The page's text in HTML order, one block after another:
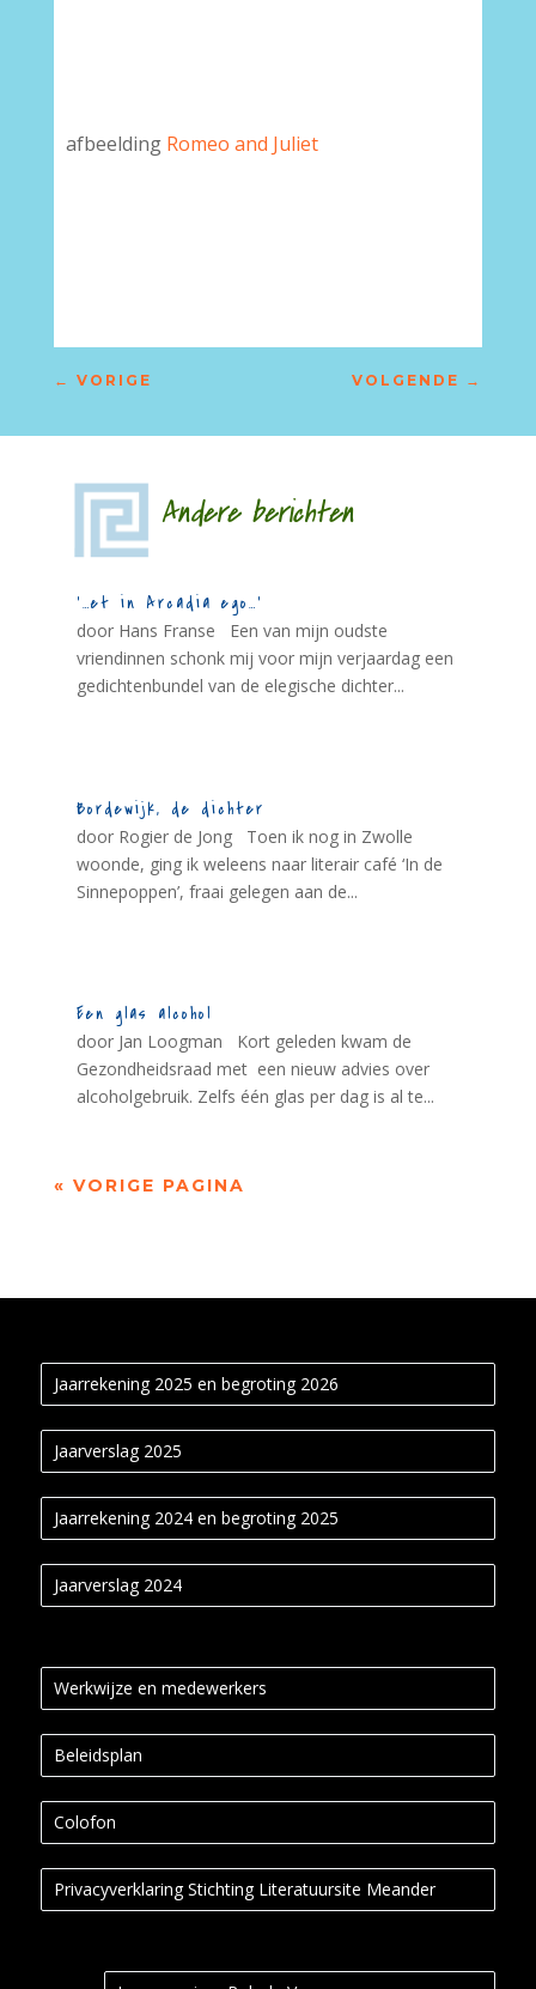
afbeelding Romeo and Juliet
← VORIGE VOLGENDE →
Andere berichten
‘…et in Arcadia ego…’
door Hans Franse Een van mijn oudste
vriendinnen schonk mij voor mijn verjaardag een
gedichtenbundel van de elegische dichter...
Bordewijk, de dichter
door Rogier de Jong Toen ik nog in Zwolle
woonde, ging ik weleens naar literair café ‘In de
Sinnepoppen’, fraai gelegen aan de...
Een glas alcohol
door Jan Loogman Kort geleden kwam de
Gezondheidsraad met een nieuw advies over
alcoholgebruik. Zelfs één glas per dag is al te...
« VORIGE PAGINA
Jaarrekening 2025 en begroting 2026
Jaarverslag 2025
Jaarrekening 2024 en begroting 2025
Jaarverslag 2024
Werkwijze en medewerkers
Beleidsplan
Colofon
Privacyverklaring Stichting Literatuursite Meander